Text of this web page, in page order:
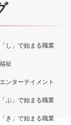
「し」で始まる職業
福祉
エンターテイメント
「ぶ」で始まる職業
「き」で始まる職業